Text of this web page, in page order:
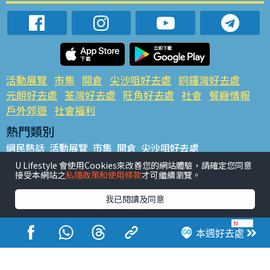
本週好去處
活動展覽 市集 開倉 尖沙咀好去處 銅鑼灣好去處
元朗好去處 荃灣好去處 旺角好去處 社會 餐廳情報
戶外郊遊 社會福利
熱門類別
網民熱話 活動展覽 市集 開倉 尖沙咀好去處
銅鑼灣好去處 元朗好去處 荃灣好去處 旺角好去處 社會
餐廳情報 戶外郊遊
熱門標籤
#UGO搵好去處 #人氣活動推介 #美食社群熱話
#親子玩樂好去處
#ULifestyle應用程式
#限時搶
#UJetso禮物放送
#ULifestyle商戶中心 #著數 #網絡熱話
U Lifestyle 會使用Cookies來改善您的網站體驗，請確定您同意
接受本網站之私隱政策和使用條款才可繼續瀏覽。
我已閱讀及同意